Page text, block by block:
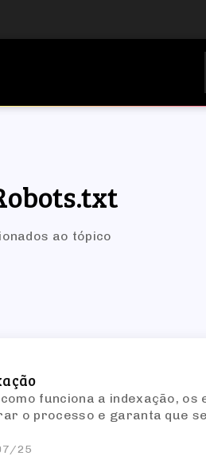
ao tópico
funciona a indexação, os
o processo e garanta que
25